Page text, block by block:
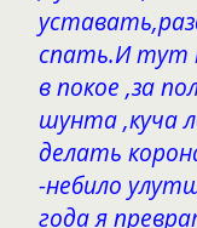
спать.И тут
в покое ,за
шунта ,куча
делать
-небило
года я